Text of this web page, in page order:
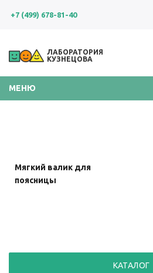
+7 (499) 678-81-40
ЛАБОРАТОРИЯ
КУЗНЕЦОВА
МЕНЮ
Универсальный валик
Большой мягкий коврик
41x60 см
Мягкий валик для
шеи
Мягкий валик для
поясницы
мягкими подушечками
(желтой и красной)
КАТАЛОГ